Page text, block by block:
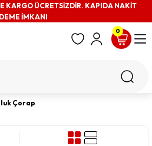
KARGO ÜCRETSİZDİR. KAPIDA NAKİT
İMKANI
0
Çorap